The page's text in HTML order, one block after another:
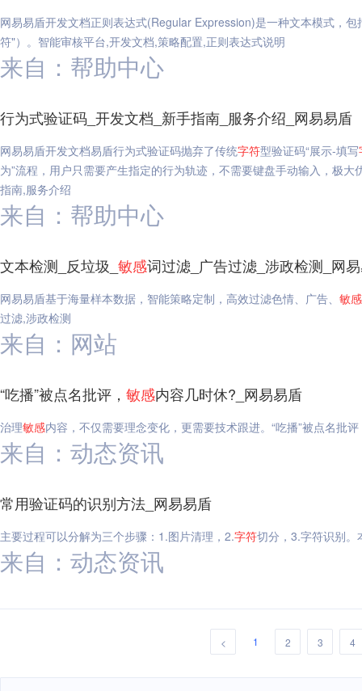
网易易盾开发文档正则表达式(Regular Expression)是一种文本模式，包
符"）。智能审核平台,开发文档,策略配置,正则表达式说明
来自：帮助中心
行为式验证码_开发文档_新手指南_服务介绍_网易易盾
网易易盾开发文档易盾行为式验证码抛弃了传统字符型验证码“展示-填写
为”流程，用户只需要产生指定的行为轨迹，不需要键盘手动输入，极
指南,服务介绍
来自：帮助中心
文本检测_反垃圾_ 敏感词过滤_广告过滤_涉政检测_网
网易易盾基于海量样本数据，智能策略定制，高效过滤色情、广告、 敏感
过滤,涉政检测
来自：网站
“吃播”被点名批评， 敏感内容几时休?_网易易盾
治理敏感内容，不仅需要理念变化，更需要技术跟进。“吃播”被点名批评
来自：动态资讯
常用验证码的识别方法_网易易盾
主要过程可以分解为三个步骤：1.图片清理，2.字符切分，3.字符识别。
来自：动态资讯
< 1 2 3 4